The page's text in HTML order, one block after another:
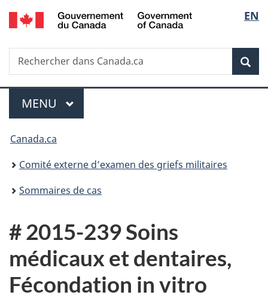
Passer
au
principal
Passer
à
Au
du
Passer
à
version
simplifiée
de
la
EN
Recherche
Rechercher
dans
Menu
MENU PRINCIPAL
Vous
êtes
ici :
Canada.ca
Comité externe d’examen des griefs militaires
Sommaires de cas
# 2015-239 Soins
médicaux et dentaires,
Fécondation in vitro